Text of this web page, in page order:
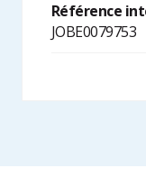
Référence
JOBE0079753